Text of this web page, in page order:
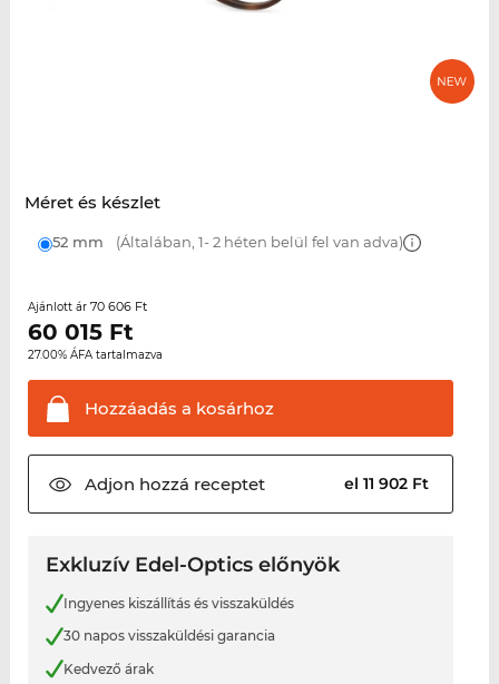
Méret és készlet
52 mm (Általában, 1- 2 héten belül fel van adva)
Ajánlott ár 70 606 Ft
60 015Ft
27.00% ÁFA tartalmazva
Hozzáadás a kosárhoz
Adjon hozzá receptet el 11 902 Ft
Exkluzív Edel-Optics előnyök
Ingyenes kiszállítás és visszaküldés
30 napos visszaküldési garancia
Kedvező árak